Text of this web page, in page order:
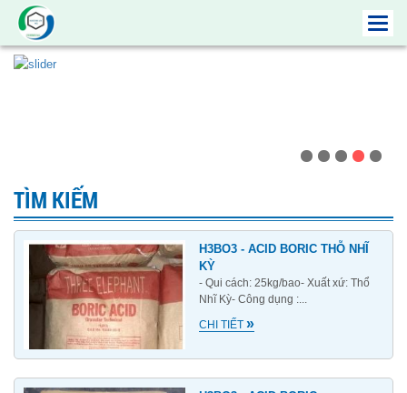
TÌM KIẾM
H3BO3 - ACID BORIC THỖ NHĨ
KỲ
- Qui cách: 25kg/bao- Xuất xứ: Thổ
Nhĩ Kỳ- Công dụng :...
CHI TIẾT»